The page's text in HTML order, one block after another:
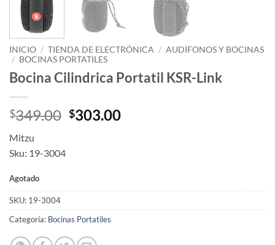
INICIO / TIENDA DE ELECTRÓNICA / AUDIFONOS Y BOCINAS
/ BOCINAS PORTATILES
Bocina Cilindrica Portatil KSR-Link
$349.00 Original
$303.00Current
Mitzu
Sku: 19-3004
Agotado
SKU: 19-3004
Categoría: Bocinas Portatiles